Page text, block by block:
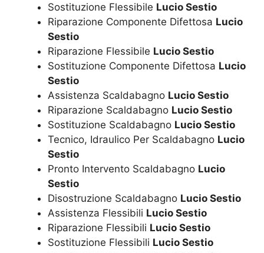
Sostituzione Flessibile Lucio Sestio
Riparazione Componente Difettosa Lucio
Sestio
Riparazione Flessibile Lucio Sestio
Sostituzione Componente Difettosa Lucio
Sestio
Assistenza Scaldabagno Lucio Sestio
Riparazione Scaldabagno Lucio Sestio
Sostituzione Scaldabagno Lucio Sestio
Tecnico, Idraulico Per Scaldabagno Lucio
Sestio
Pronto Intervento Scaldabagno Lucio
Sestio
Disostruzione Scaldabagno Lucio Sestio
Assistenza Flessibili Lucio Sestio
Riparazione Flessibili Lucio Sestio
Sostituzione Flessibili Lucio Sestio